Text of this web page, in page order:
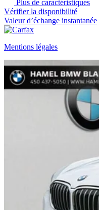
Plus de caractéristiques
Vérifier la disponibilité
Valeur d’échange instantanée
Mentions légales